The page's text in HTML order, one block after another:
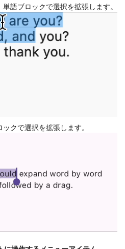
語ブロックで選択を拡張します。
クで選択を拡張します。